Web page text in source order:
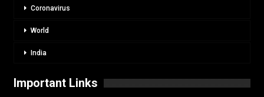
Coronavirus
World
India
Important Links